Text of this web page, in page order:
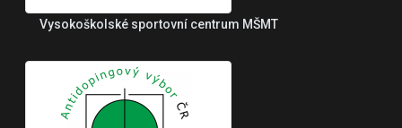
Vysokoškolské sportovní centrum MŠMT